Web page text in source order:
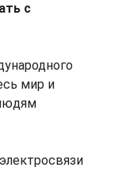
с
мир и